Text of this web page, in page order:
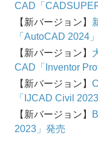
CAD「
【新バージョン】
「AutoCAD 2024
【新バージョン】
CAD「Inventor
【新バージョン】
「IJCAD Civil
【新バージョン】
2023」発売